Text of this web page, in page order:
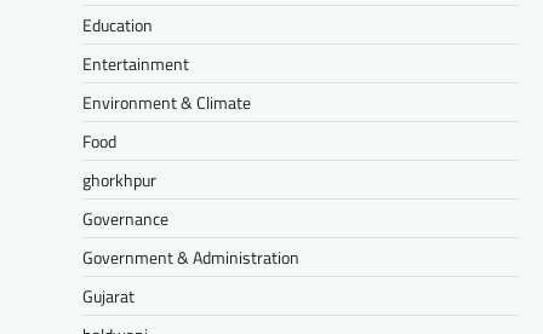
Education
Entertainment
Environment & Climate
Food
ghorkhpur
Governance
Government & Administration
Gujarat